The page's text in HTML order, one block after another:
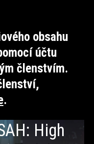
obsahu
účtu
členstvím.
.
High